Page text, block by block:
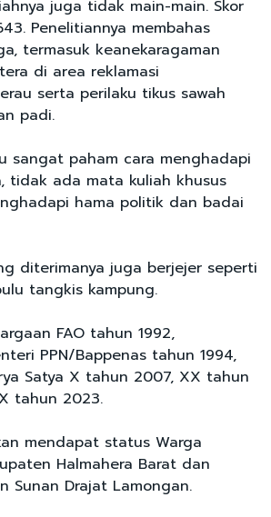
juga tidak main-main. Skor
Penelitiannya membahas
termasuk keanekaragaman
di area reklamasi
serta perilaku tikus sawah
padi.
sangat paham cara menghadapi
tidak ada mata kuliah khusus
hama politik dan badai
diterimanya juga berjejer seperti
tangkis kampung.
FAO tahun 1992,
PPN/Bappenas tahun 1994,
Satya X tahun 2007, XX tahun
tahun 2023.
mendapat status Warga
Halmahera Barat dan
Sunan Drajat Lamongan.